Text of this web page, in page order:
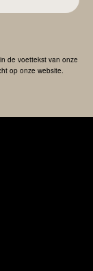
de voettekst van onze
op onze website.